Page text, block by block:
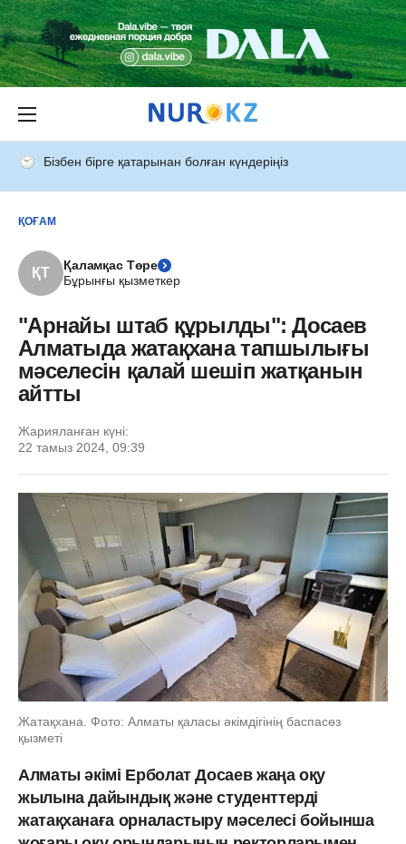
Бізбен бірге қатарынан болған күндеріңіз
ҚОҒАМ
ҚТ
Қаламқас Төре
Бұрынғы қызметкер
"Арнайы штаб құрылды": Досаев
Алматыда жатақхана тапшылығы
мәселесін қалай шешіп жатқанын
айтты
Жарияланған күні:
22 тамыз 2024, 09:39
Жатақхана. Фото: Алматы қаласы әкімдігінің баспасөз
қызметі
Алматы әкімі Ерболат Досаев жаңа оқу
жылына дайындық және студенттерді
жатақханаға орналастыру мәселесі бойынша